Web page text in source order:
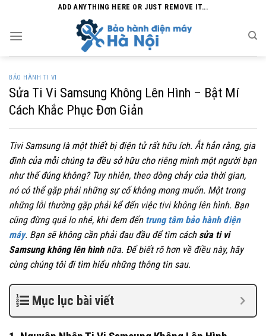
content
ADD ANYTHING HERE OR JUST REMOVE IT...
BẢO HÀNH TI VI
Sửa Ti Vi Samsung Không Lên Hình – Bật Mí
Cách Khắc Phục Đơn Giản
Tivi Samsung là một thiết bị điện tử rất hữu ích. Ắt hẳn rằng, gia
đình của mỗi chúng ta đều sở hữu cho riêng mình một người bạn
như thế đúng không? Tuy nhiên, theo dòng chảy của thời gian,
nó có thể gặp phải những sự cố không mong muốn. Một trong
những lỗi thường gặp phải kể đến việc tivi không lên hình. Bạn
cũng đừng quá lo nhé, khi đem đến trung tâm bảo hành điện
máy. Bạn sẽ không cần phải đau đầu để tìm cáchsửa ti vi
Samsung không lên hình nữa. Để biết rõ hơn về điều này, hãy
cùng chúng tôi đi tìm hiểu những thông tin sau.
Mục lục bài viết